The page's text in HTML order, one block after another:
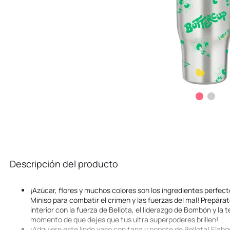
Descripción del producto
¡Azúcar, flores y muchos colores son los ingredientes
Miniso para combatir el crimen y las fuerzas del mal!
interior con la fuerza de Bellota, el liderazgo de Bombón y la
momento de que dejes que tus ultra superpoderes brillen!